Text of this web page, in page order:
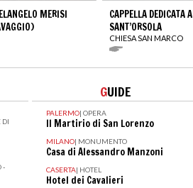
MERISI
CAPPELLA DEDICATA A
SANT’ORSOLA
CHIESA SAN MARCO
DI
-
GUIDE
PALERMO| OPERA
Il Martirio di San Lorenzo
MILANO| MONUMENTO
Casa di Alessandro Manzoni
CASERTA| HOTEL
Hotel dei Cavalieri